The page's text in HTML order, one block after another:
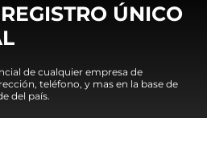
ÚNICO
de cualquier empresa de
teléfono, y mas en la base de
del país.